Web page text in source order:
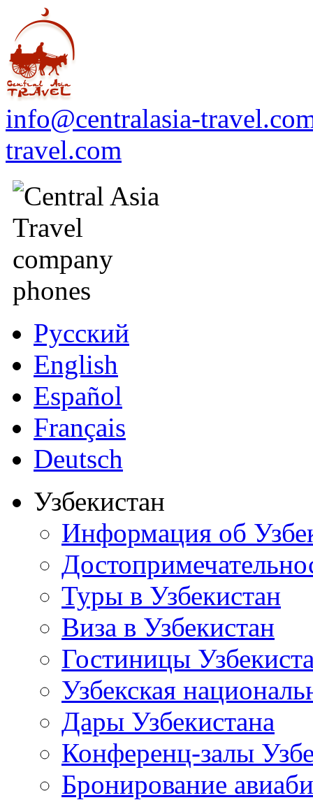
info@centralasia-
travel.com
Русский
English
Español
Français
Deutsch
Узбекистан
Информация об
Туры в Узбекистан
Виза в Узбекистан
Гостиницы
Узбекская
Дары Узбекистана
Конференц-залы
Бронирование